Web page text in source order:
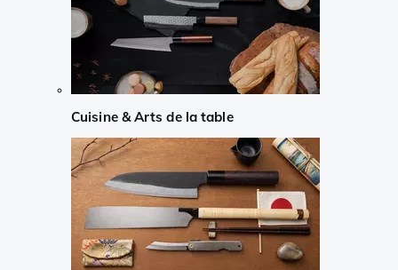
Cuisine & Arts de la table